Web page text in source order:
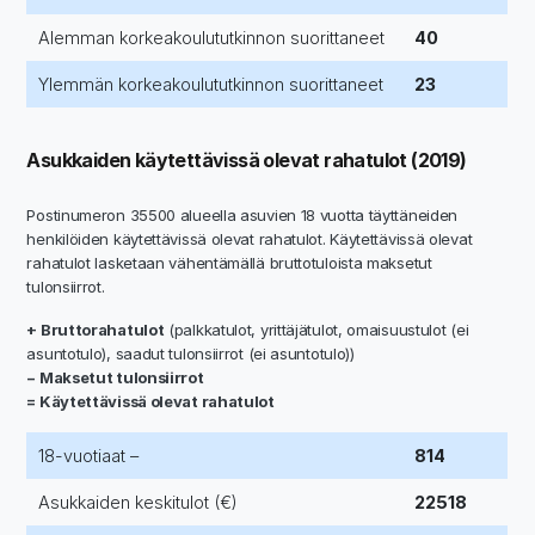
Alemman korkeakoulututkinnon suorittaneet 40
Ylemmän korkeakoulututkinnon suorittaneet 23
Asukkaiden käytettävissä olevat rahatulot (2019)
Postinumeron 35500 alueella asuvien 18 vuotta täyttäneiden
henkilöiden käytettävissä olevat rahatulot. Käytettävissä olevat
rahatulot lasketaan vähentämällä bruttotuloista maksetut
tulonsiirrot.
+ Bruttorahatulot (palkkatulot, yrittäjätulot, omaisuustulot (ei
asuntotulo), saadut tulonsiirrot (ei asuntotulo))
− Maksetut tulonsiirrot
= Käytettävissä olevat rahatulot
18-vuotiaat – 814
Asukkaiden keskitulot (€) 22518